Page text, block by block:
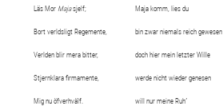
Läs Mor Majasjelf;
Bort verldsligt Regemente,
Verlden blir mera bitter,
Stjernklara firmamente,
Mig nu öfverhvälf.
Maja komm, lies du
bin zwar niemals reich gewesen
doch hier mein letzter Wille
werde nicht wieder genesen
will nur meine Ruh´